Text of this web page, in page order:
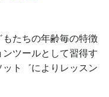
たちの年齢毎の特徴
ツールとして習得す
ト゛によりレッスン